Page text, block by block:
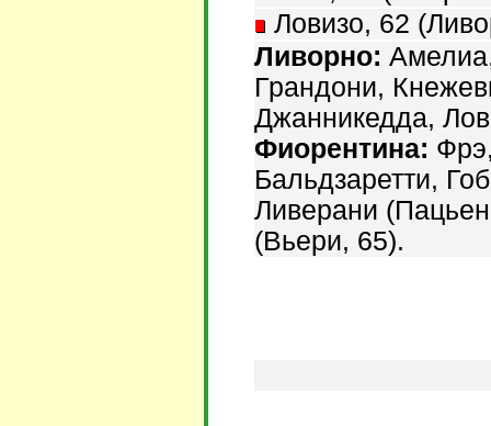
Ловизо, 62
Ливорно:
Грандони,
Джанникедда,
Фиорентина:
Бальдзаретти,
Ливерани
(Вьери, 65).